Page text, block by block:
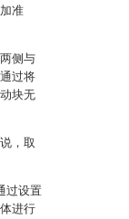
准
侧与
过将
块无
，取
过设置
进行